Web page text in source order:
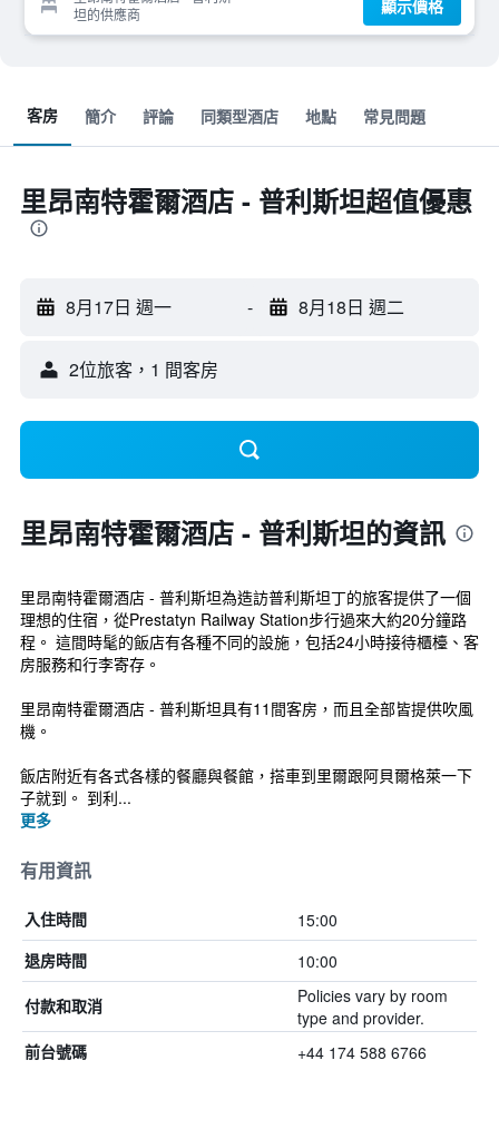
坦的供應商
顯示價格
客房 簡介 評論 同類型酒店 地點 常見問題
里昂南特霍爾酒店 - 普利斯坦超值優惠
8月17日 週一 - 8月18日 週二
2位旅客，1 間客房
里昂南特霍爾酒店 - 普利斯坦的資訊
里昂南特霍爾酒店 - 普利斯坦為造訪普利斯坦丁的旅客提供了一個
理想的住宿，從Prestatyn Railway Station步行過來大約20分鐘路
程。 這間時髦的飯店有各種不同的設施，包括24小時接待櫃檯、客
房服務和行李寄存。
里昂南特霍爾酒店 - 普利斯坦具有11間客房，而且全部皆提供吹風
機。
飯店附近有各式各樣的餐廳與餐館，搭車到里爾跟阿貝爾格萊一下
子就到。 到利...
更多
有用資訊
入住時間 15:00
退房時間 10:00
付款和取消
Policies vary by room
type and provider.
前台號碼 +44 174 588 6766